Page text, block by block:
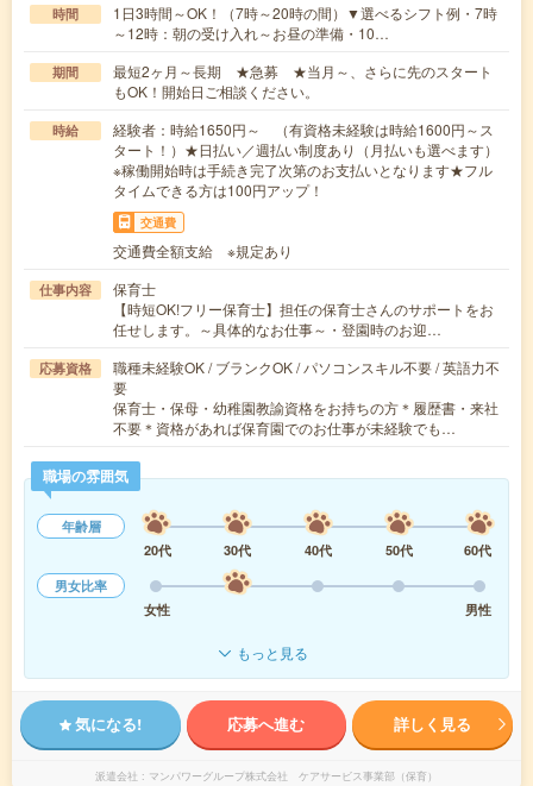
時間
1日3時間～OK！（7時～20時の間）▼選べるシフト例・7時
～12時：朝の受け入れ～お昼の準備・10…
期間
最短2ヶ月～長期 ★急募 ★当月～、さらに先のスタート
もOK！開始日ご相談ください。
時給
経験者：時給1650円～ （有資格未経験は時給1600円～ス
タート！）★日払い／週払い制度あり（月払いも選べます）
※稼働開始時は手続き完了次第のお支払いとなります★フル
タイムできる方は100円アップ！
交通費
交通費全額支給 ※規定あり
仕事内容
保育士
【時短OK!フリー保育士】担任の保育士さんのサポートをお
任せします。～具体的なお仕事～・登園時のお迎…
応募資格
職種未経験OK / ブランクOK / パソコンスキル不要 / 英語力不
要
保育士・保母・幼稚園教諭資格をお持ちの方＊履歴書・来社
不要＊資格があれば保育園でのお仕事が未経験でも…
職場の雰囲気
年齢層
20代
30代 40代 50代
60代
男女比率
女性
男性
もっと見る
気になる! 応募へ進む 詳しく見る
派遣会社 マンパワーグループ株式会社 ケアサービス事業部（保育）